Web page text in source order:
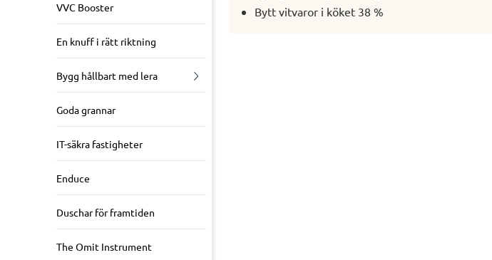
VVC Booster
En knuff i rätt riktning
Bygg hållbart med lera
Goda grannar
IT-säkra fastigheter
Enduce
Duschar för framtiden
The Omit Instrument
Bytt vitvaror i köket 38 %